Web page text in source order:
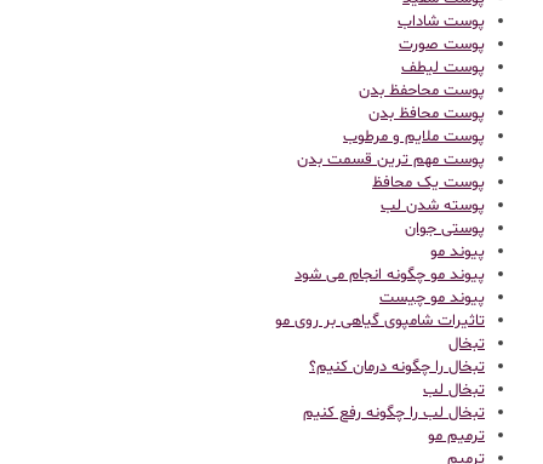
پوست شاداب
پوست صورت
پوست لیطف
پوست محاحفظ بدن
پوست محافظ بدن
پوست ملایم و مرطوب
پوست مهم ترین قسمت بدن
پوست یک محافظ
پوسته شدن لب
پوستی جوان
پیوند مو
پیوند مو چگونه انجام می شود
پیوند مو چیست
تاثیرات شامپوی گیاهی بر روی مو
تبخال
تبخال را چگونه درمان کنیم؟
تبخال لب
تبخال لب را چگونه رفع کنیم
ترميم مو
ترمیم